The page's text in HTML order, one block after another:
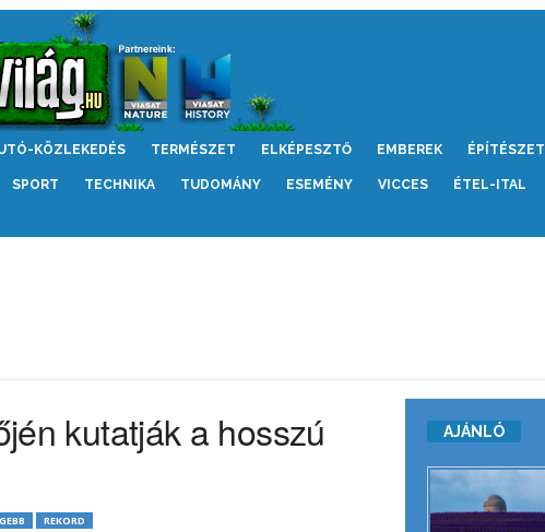
KÖZLEKEDÉS TERMÉSZET ELKÉPESZTŐ EMBEREK ÉPÍTÉSZET
SPORT TECHNIKA TUDOMÁNY ESEMÉNY VICCES ÉTEL-ITAL
kutatják a hosszú
REKORD
AJÁNLÓ